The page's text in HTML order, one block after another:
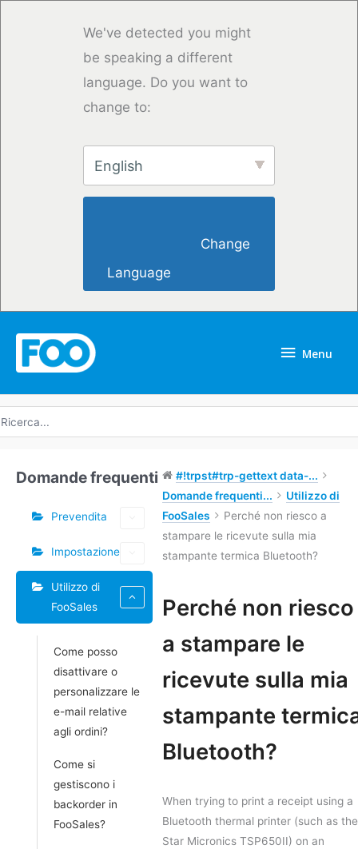
We've detected you might
be speaking a different
language. Do you want to
change to:
English
Language
Menu
Domande frequenti
Prevendita
Impostazione
Utilizzo di
FooSales
Come posso
disattivare o
personalizzare le
e-mail relative
agli ordini?
Come si
gestiscono i
backorder in
FooSales?
#!trpst#trp-gettext data-...
Domande frequenti...
Utilizzo di
FooSales
Perché non riesco a
stampare le ricevute sulla mia
stampante termica Bluetooth?
Perché non riesco
a stampare le
ricevute sulla mia
stampante
Bluetooth?
When trying to print a receipt using a
Bluetooth thermal printer (such as the
Star Micronics TSP650II) on an
Tag
tra
documenti